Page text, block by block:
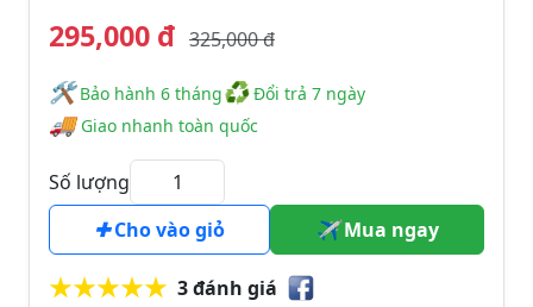
295,000 đ 325,000 đ
🛠️️ Bảo hành 6 tháng♻Đổi trả 7 ngày
🚚Giao nhanh toàn quốc
Số lượng
Cho vào giỏ
Mua ngay
3 đánh giá